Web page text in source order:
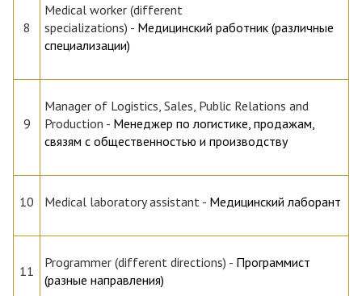
8
Medical worker (different
specializations) - Медицинский работник (различные
специализации)
9
Manager of Logistics, Sales, Public Relations and
Production - Менеджер по логистике, продажам,
связям с общественностью и производству
10 Medical laboratory assistant - Медицинский лаборант
11
Programmer (different directions) - Программист
(разные направления)